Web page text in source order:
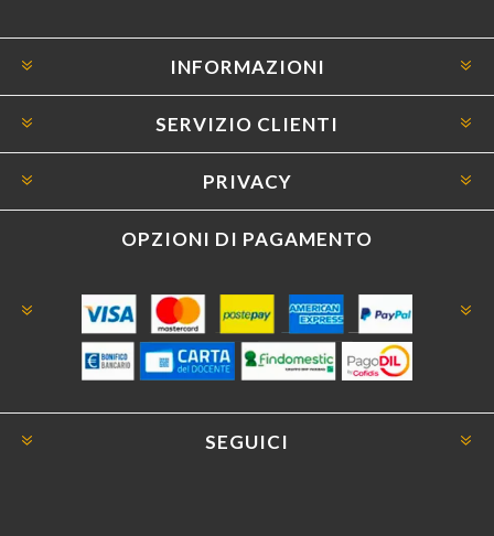
INFORMAZIONI
SERVIZIO CLIENTI
PRIVACY
OPZIONI DI PAGAMENTO
SEGUICI